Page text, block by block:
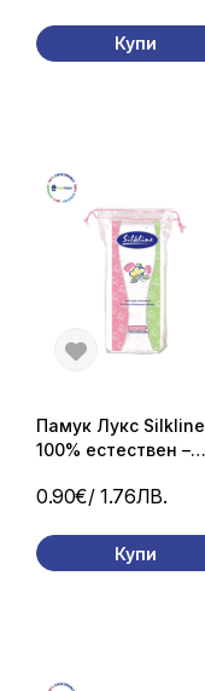
Купи
0.90€/ 1.76ЛВ.
Памук Лукс Silkline
100% естествен –
Купи